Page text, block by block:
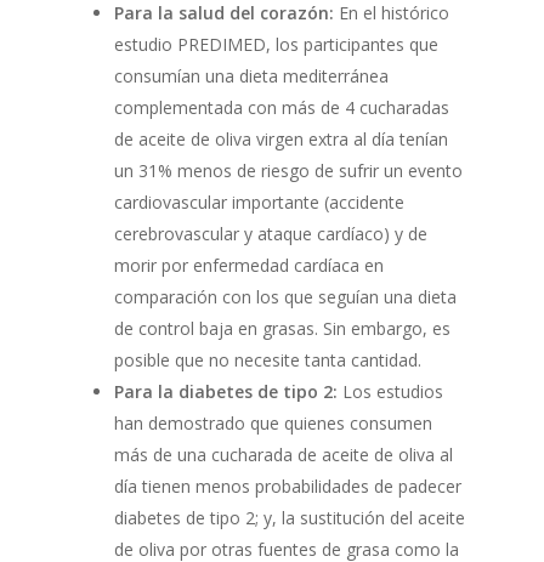
Para la salud del corazón: En el histórico
estudio PREDIMED, los participantes que
consumían una dieta mediterránea
complementada con más de 4 cucharadas
de aceite de oliva virgen extra al día tenían
un 31% menos de riesgo de sufrir un evento
cardiovascular importante (accidente
cerebrovascular y ataque cardíaco) y de
morir por enfermedad cardíaca en
comparación con los que seguían una dieta
de control baja en grasas. Sin embargo, es
posible que no necesite tanta cantidad.
Para la diabetes de tipo 2: Los estudios
han demostrado que quienes consumen
más de una cucharada de aceite de oliva al
día tienen menos probabilidades de padecer
diabetes de tipo 2; y, la sustitución del aceite
de oliva por otras fuentes de grasa como la